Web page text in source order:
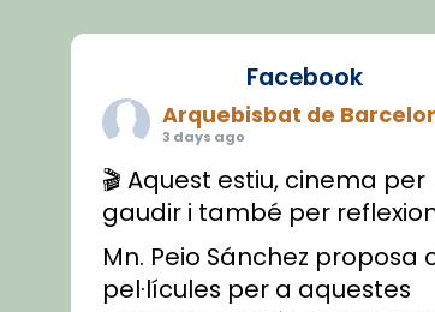
Facebook
Arquebisbat de
3 days ago
🎬 Aquest estiu, cinema per
gaudir i també per
Mn. Peio Sánchez proposa
pel·lícules per a aquestes